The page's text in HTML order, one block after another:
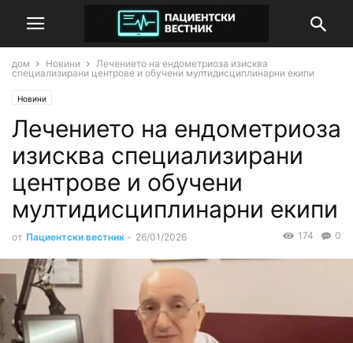
дом Новини
Лечението на ендометриоза изисква
специализирани центрове и обучени мултидисциплинарни екипи
Новини
Лечението на ендометриоза
изисква специализирани
центрове и обучени
мултидисциплинарни екипи
от Пациентски вестник - 26/01/2026 0
174